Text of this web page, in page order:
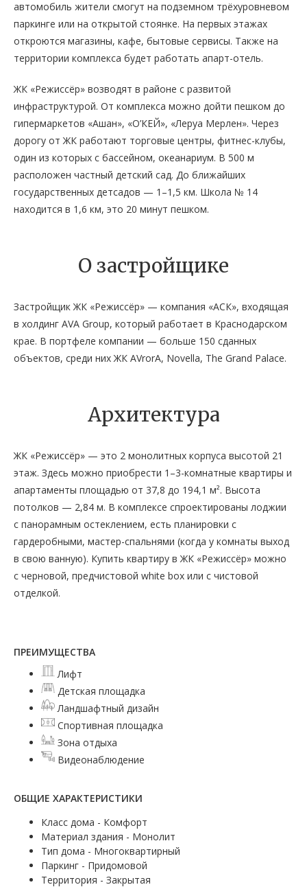
автомобиль жители смогут на подземном трёхуровневом
паркинге или на открытой стоянке. На первых этажах
откроются магазины, кафе, бытовые сервисы. Также на
территории комплекса будет работать апарт-отель.
ЖК «Режиссёр» возводят в районе с развитой
инфраструктурой. От комплекса можно дойти пешком до
гипермаркетов «Ашан», «О’КЕЙ», «Леруа Мерлен». Через
дорогу от ЖК работают торговые центры, фитнес-клубы,
один из которых с бассейном, океанариум. В 500 м
расположен частный детский сад. До ближайших
государственных детсадов — 1–1,5 км. Школа № 14
находится в 1,6 км, это 20 минут пешком.
О застройщике
Застройщик ЖК «Режиссёр» — компания «АСК», входящая
в холдинг AVA Group, который работает в Краснодарском
крае. В портфеле компании — больше 150 сданных
объектов, среди них ЖК AVrorA, Novella, The Grand Palace.
Архитектура
ЖК «Режиссёр» — это 2 монолитных корпуса высотой 21
этаж. Здесь можно приобрести 1–3-комнатные квартиры и
апартаменты площадью от 37,8 до 194,1 м². Высота
потолков — 2,84 м. В комплексе спроектированы лоджии
с панорамным остеклением, есть планировки с
гардеробными, мастер-спальнями (когда у комнаты выход
в свою ванную). Купить квартиру в ЖК «Режиссёр» можно
с черновой, предчистовой white box или с чистовой
отделкой.
ПРЕИМУЩЕСТВА
Лифт
Детская площадка
Ландшафтный дизайн
Спортивная площадка
Зона отдыха
Видеонаблюдение
ОБЩИЕ ХАРАКТЕРИСТИКИ
Класс дома - Комфорт
Материал здания - Монолит
Тип дома - Многоквартирный
Паркинг - Придомовой
Территория - Закрытая